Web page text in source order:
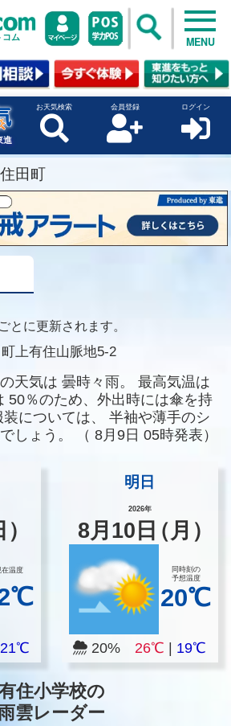
ム MENU
進
お天気検索 会員登録 ログイン
住田町
とに更新されます。
上有住山脈地5-2
天気は 曇時々雨。
最高気温は
50％のため、外出時には傘を持
装については、
半袖や薄手のシ
しょう。
（ 8月9日 05時発表）
在温度
21℃
明日
2026年
8月 10 日（月）
同時刻の
予想温度
20℃
20%26℃ 19℃
住小学校の
雲レーダー